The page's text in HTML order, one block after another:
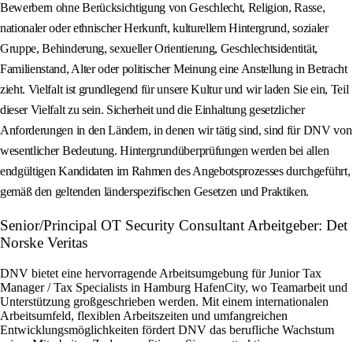
Bewerbern ohne Berücksichtigung von Geschlecht, Religion, Rasse,
nationaler oder ethnischer Herkunft, kulturellem Hintergrund, sozialer
Gruppe, Behinderung, sexueller Orientierung, Geschlechtsidentität,
Familienstand, Alter oder politischer Meinung eine Anstellung in Betracht
zieht. Vielfalt ist grundlegend für unsere Kultur und wir laden Sie ein, Teil
dieser Vielfalt zu sein. Sicherheit und die Einhaltung gesetzlicher
Anforderungen in den Ländern, in denen wir tätig sind, sind für DNV von
wesentlicher Bedeutung. Hintergrundüberprüfungen werden bei allen
endgültigen Kandidaten im Rahmen des Angebotsprozesses durchgeführt,
gemäß den geltenden länderspezifischen Gesetzen und Praktiken.
Senior/Principal OT Security Consultant Arbeitgeber: Det
Norske Veritas
DNV bietet eine hervorragende Arbeitsumgebung für Junior Tax
Manager / Tax Specialists in Hamburg HafenCity, wo Teamarbeit und
Unterstützung großgeschrieben werden. Mit einem internationalen
Arbeitsumfeld, flexiblen Arbeitszeiten und umfangreichen
Entwicklungsmöglichkeiten fördert DNV das berufliche Wachstum